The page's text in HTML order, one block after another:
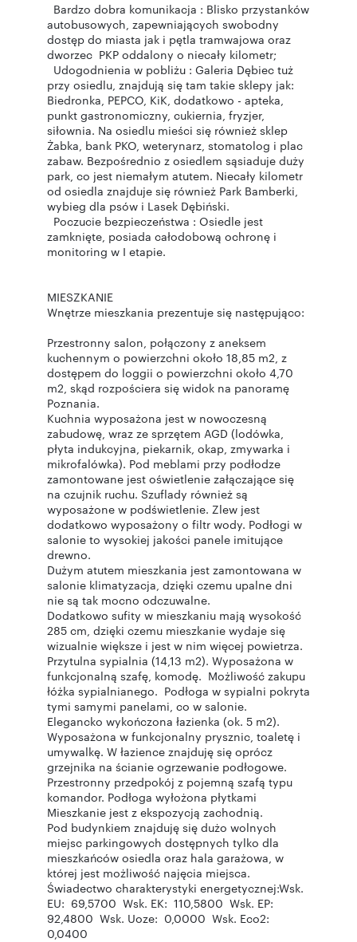
Bardzo dobra komunikacja : Blisko przystanków
autobusowych, zapewniających swobodny
dostęp do miasta jak i pętla tramwajowa oraz
dworzec PKP oddalony o niecały kilometr;
Udogodnienia w pobliżu : Galeria Dębiec tuż
przy osiedlu, znajdują się tam takie sklepy jak:
Biedronka, PEPCO, KiK, dodatkowo - apteka,
punkt gastronomiczny, cukiernia, fryzjer,
siłownia. Na osiedlu mieści się również sklep
Żabka, bank PKO, weterynarz, stomatolog i plac
zabaw. Bezpośrednio z osiedlem sąsiaduje duży
park, co jest niemałym atutem. Niecały kilometr
od osiedla znajduje się również Park Bamberki,
wybieg dla psów i Lasek Dębiński.
Poczucie bezpieczeństwa : Osiedle jest
zamknięte, posiada całodobową ochronę i
monitoring w I etapie.
MIESZKANIE
Wnętrze mieszkania prezentuje się następująco:
Przestronny salon, połączony z aneksem
kuchennym o powierzchni około 18,85 m2, z
dostępem do loggii o powierzchni około 4,70
m2, skąd rozpościera się widok na panoramę
Poznania.
Kuchnia wyposażona jest w nowoczesną
zabudowę, wraz ze sprzętem AGD (lodówka,
płyta indukcyjna, piekarnik, okap, zmywarka i
mikrofalówka). Pod meblami przy podłodze
zamontowane jest oświetlenie załączające się
na czujnik ruchu. Szuflady również są
wyposażone w podświetlenie. Zlew jest
dodatkowo wyposażony o filtr wody. Podłogi w
salonie to wysokiej jakości panele imitujące
drewno.
Dużym atutem mieszkania jest zamontowana w
salonie klimatyzacja, dzięki czemu upalne dni
nie są tak mocno odczuwalne.
Dodatkowo sufity w mieszkaniu mają wysokość
285 cm, dzięki czemu mieszkanie wydaje się
wizualnie większe i jest w nim więcej powietrza.
Przytulna sypialnia (14,13 m2). Wyposażona w
funkcjonalną szafę, komodę. Możliwość zakupu
łóżka sypialnianego. Podłoga w sypialni pokryta
tymi samymi panelami, co w salonie.
Elegancko wykończona łazienka (ok. 5 m2).
Wyposażona w funkcjonalny prysznic, toaletę i
umywalkę. W łazience znajduję się oprócz
grzejnika na ścianie ogrzewanie podłogowe.
Przestronny przedpokój z pojemną szafą typu
komandor. Podłoga wyłożona płytkami
Mieszkanie jest z ekspozycją zachodnią.
Pod budynkiem znajduję się dużo wolnych
miejsc parkingowych dostępnych tylko dla
mieszkańców osiedla oraz hala garażowa, w
której jest możliwość najęcia miejsca.
Świadectwo charakterystyki energetycznej:Wsk.
EU: 69,5700 Wsk. EK: 110,5800 Wsk. EP:
92,4800 Wsk. Uoze: 0,0000 Wsk. Eco2:
0,0400